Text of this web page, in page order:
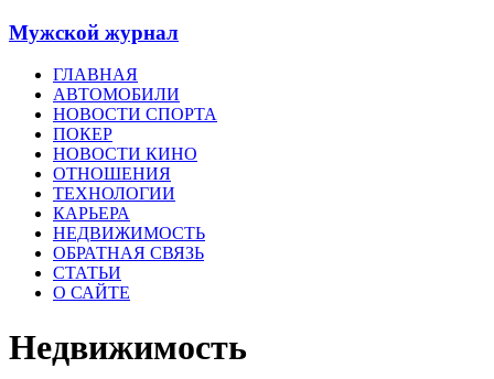
Мужской журнал
ГЛАВНАЯ
АВТОМОБИЛИ
НОВОСТИ СПОРТА
ПОКЕР
НОВОСТИ КИНО
ОТНОШЕНИЯ
ТЕХНОЛОГИИ
КАРЬЕРА
НЕДВИЖИМОСТЬ
ОБРАТНАЯ СВЯЗЬ
СТАТЬИ
О САЙТЕ
Недвижимость